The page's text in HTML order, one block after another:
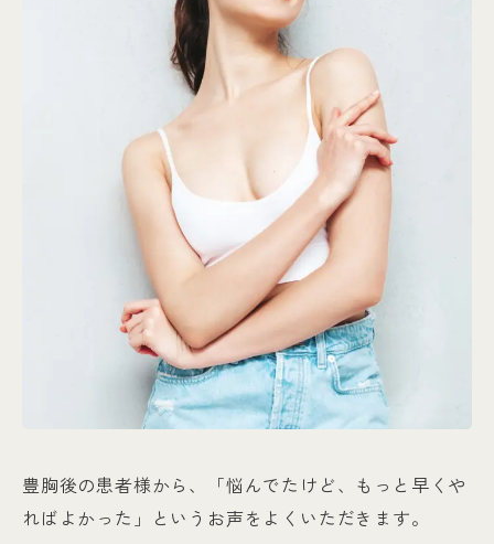
豊胸後の患者様から、「悩んでたけど、もっと早くや
ればよかった」というお声をよくいただきます。